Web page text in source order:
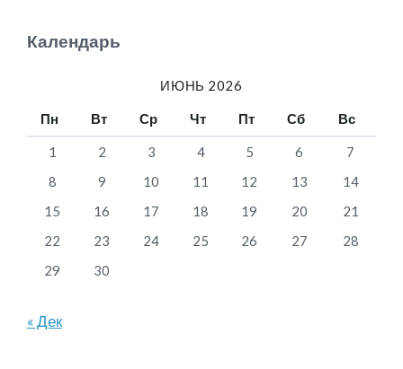
Календарь
ИЮНЬ 2026
Пн Вт Ср Чт Пт Сб Вс
1 2 3 4 5 6
7
8
9 10 11 12 13
14
15
16 17 18 19 20
21
22
23 24 25 26 27
28
29
30
« Дек